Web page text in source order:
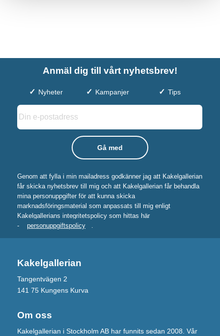
Anmäl dig till vårt nyhetsbrev!
Nyheter Kampanjer Tips
Genom att fylla i min mailadress godkänner jag att Kakelgallerian
får skicka nyhetsbrev till mig och att Kakelgallerian får behandla
mina personuppgifter för att kunna skicka
marknadsföringsmaterial som anpassats till mig enligt
Kakelgallerians integritetspolicy som hittas här
-
personuppgiftspolicy .
Kakelgallerian
Tangentvägen 2
141 75 Kungens Kurva
Om oss
Kakelgallerian i Stockholm AB har funnits sedan 2008. Vår